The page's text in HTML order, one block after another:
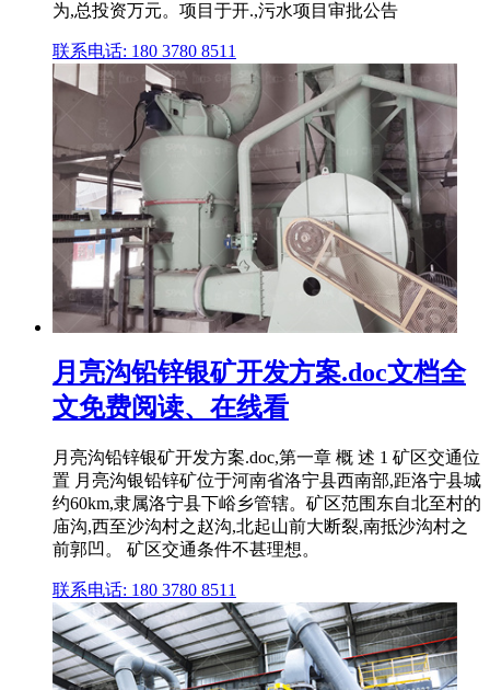
为,总投资万元。项目于开.,污水项目审批公告
联系电话: 180 3780 8511
月亮沟铅锌银矿开发方案.doc文档全
文免费阅读、在线看
月亮沟铅锌银矿开发方案.doc,第一章 概 述 1 矿区交通位
置 月亮沟银铅锌矿位于河南省洛宁县西南部,距洛宁县城
约60km,隶属洛宁县下峪乡管辖。矿区范围东自北至村的
庙沟,西至沙沟村之赵沟,北起山前大断裂,南抵沙沟村之
前郭凹。 矿区交通条件不甚理想。
联系电话: 180 3780 8511